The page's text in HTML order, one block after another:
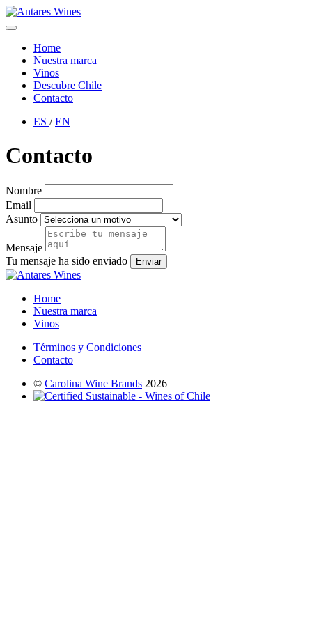
Home
Nuestra marca
Vinos
Descubre Chile
Contacto
ES / EN
Contacto
Nombre
Email
Asunto
Mensaje
Tu mensaje ha sido enviado
Enviar
Home
Nuestra marca
Vinos
Términos y Condiciones
Contacto
© Carolina Wine Brands 2026